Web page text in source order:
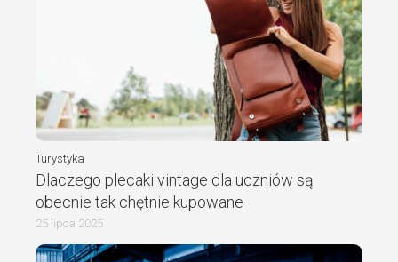
Turystyka
Dlaczego plecaki vintage dla uczniów są
obecnie tak chętnie kupowane
25 lipca 2025